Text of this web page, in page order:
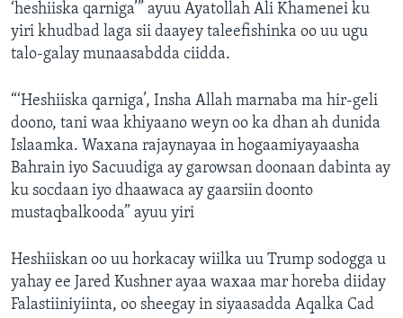
‘heshiiska qarniga’” ayuu Ayatollah Ali Khamenei ku
yiri khudbad laga sii daayey taleefishinka oo uu ugu
talo-galay munaasabdda ciidda.
“‘Heshiiska qarniga’, Insha Allah marnaba ma hir-geli
doono, tani waa khiyaano weyn oo ka dhan ah dunida
Islaamka. Waxana rajaynayaa in hogaamiyayaasha
Bahrain iyo Sacuudiga ay garowsan doonaan dabinta ay
ku socdaan iyo dhaawaca ay gaarsiin doonto
mustaqbalkooda” ayuu yiri
Heshiiskan oo uu horkacay wiilka uu Trump sodogga u
yahay ee Jared Kushner ayaa waxaa mar horeba diiday
Falastiiniyiinta, oo sheegay in siyaasadda Aqalka Cad